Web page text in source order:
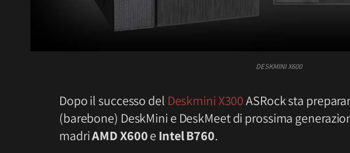
DESKMINI X600
Dopo il successo del Deskmini X300ASRock sta
(barebone) DeskMini e DeskMeet di prossima
madriAMD X600e Intel B760.